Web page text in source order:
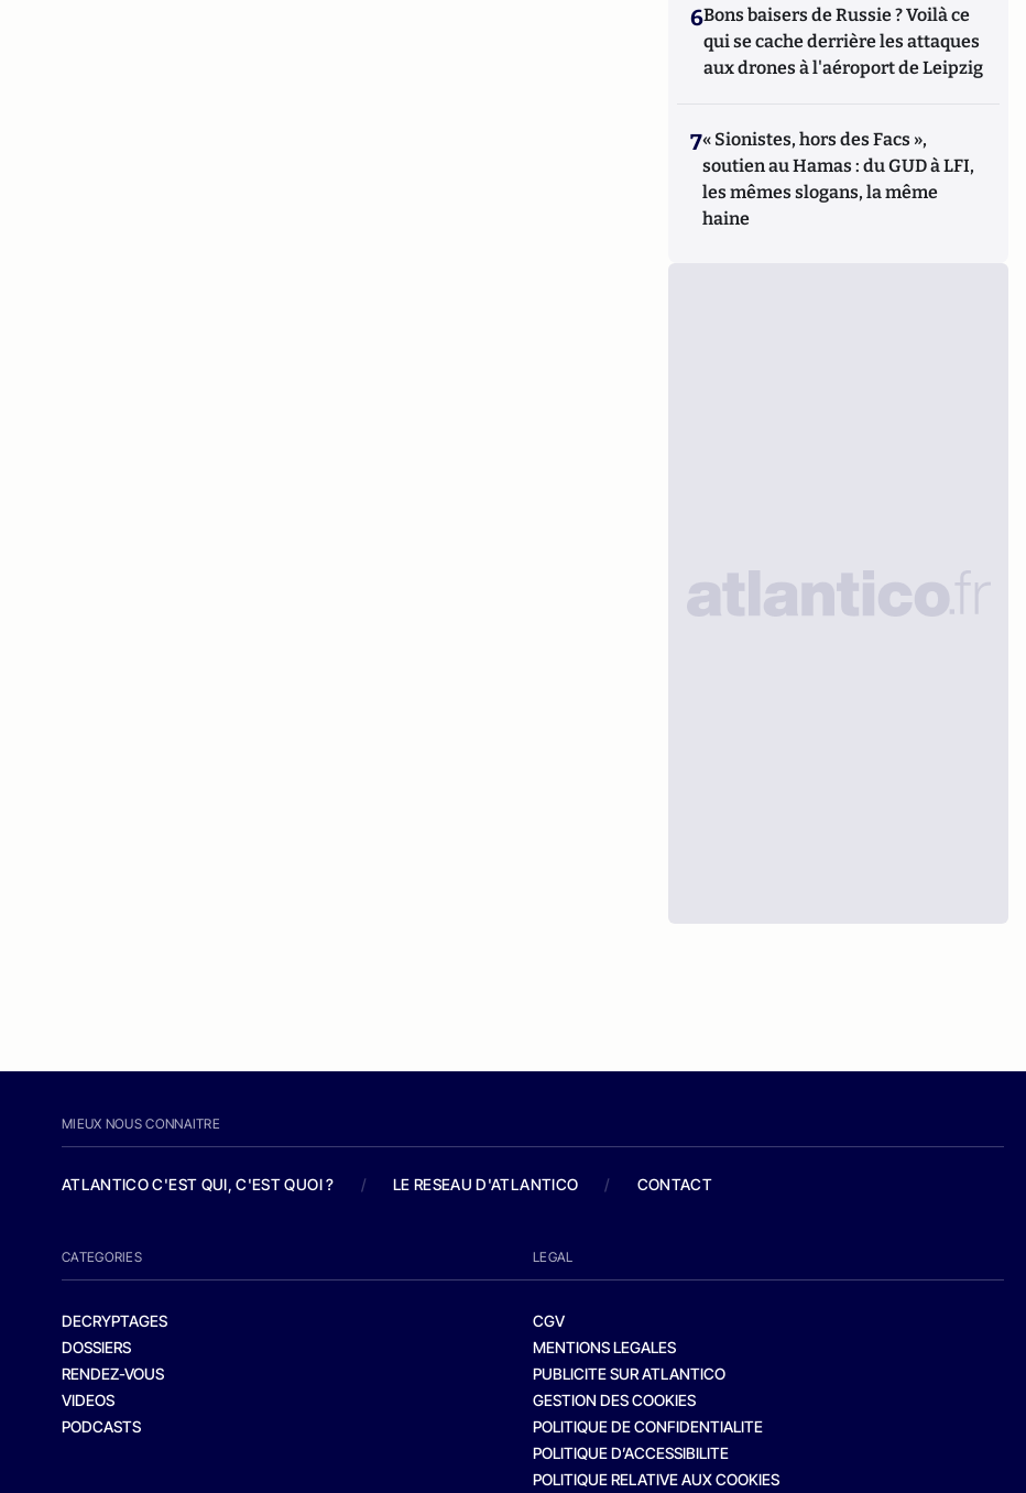
6Bons baisers de Russie ? Voilà ce
qui se cache derrière les attaques
aux drones à l'aéroport de Leipzig
7« Sionistes, hors des Facs »,
soutien au Hamas : du GUD à LFI,
les mêmes slogans, la même
haine
MIEUX NOUS CONNAITRE
ATLANTICO C'EST QUI, C'EST QUOI ? / LE RESEAU D'ATLANTICO / CONTACT
CATEGORIES
DECRYPTAGES
DOSSIERS
RENDEZ-VOUS
VIDEOS
PODCASTS
LEGAL
CGV
MENTIONS LEGALES
PUBLICITE SUR ATLANTICO
GESTION DES COOKIES
POLITIQUE DE CONFIDENTIALITE
POLITIQUE D’ACCESSIBILITE
POLITIQUE RELATIVE AUX COOKIES